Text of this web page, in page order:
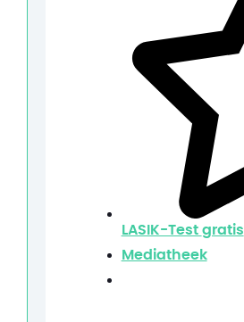
LASIK-Test gratis
Mediatheek